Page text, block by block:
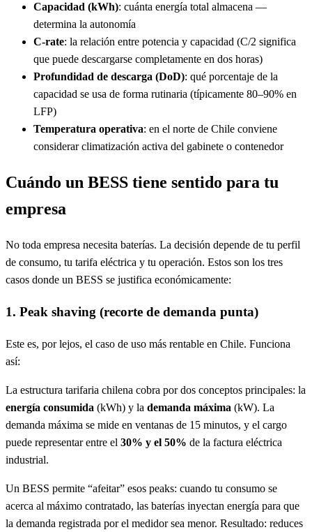
Capacidad (kWh): cuánta energía total almacena —
determina la autonomía
C-rate: la relación entre potencia y capacidad (C/2 significa
que puede descargarse completamente en dos horas)
Profundidad de descarga (DoD): qué porcentaje de la
capacidad se usa de forma rutinaria (típicamente 80–90% en
LFP)
Temperatura operativa: en el norte de Chile conviene
considerar climatización activa del gabinete o contenedor
Cuándo un BESS tiene sentido para tu
empresa
No toda empresa necesita baterías. La decisión depende de tu perfil
de consumo, tu tarifa eléctrica y tu operación. Estos son los tres
casos donde un BESS se justifica económicamente:
1. Peak shaving (recorte de demanda punta)
Este es, por lejos, el caso de uso más rentable en Chile. Funciona
así:
La estructura tarifaria chilena cobra por dos conceptos principales: la
energía consumida (kWh) y la demanda máxima (kW). La
demanda máxima se mide en ventanas de 15 minutos, y el cargo
puede representar entre el 30% y el 50% de la factura eléctrica
industrial.
Un BESS permite “afeitar” esos peaks: cuando tu consumo se
acerca al máximo contratado, las baterías inyectan energía para que
la demanda registrada por el medidor sea menor. Resultado: reduces